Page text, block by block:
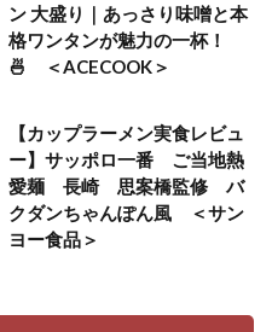
ン 大盛り｜あっさり味噌と本
格ワンタンが魅力の一杯！
🍜 ＜ACECOOK＞
【カップラーメン実食レビュ
ー】サッポロ一番 ご当地熱
愛麺 長崎 思案橋監修 バ
クダンちゃんぽん風 ＜サン
ヨー食品＞